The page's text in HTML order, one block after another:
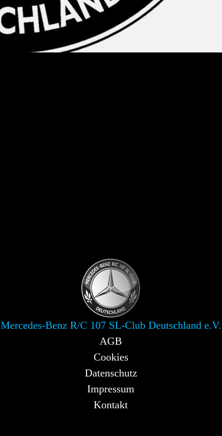
Mercedes-Benz R/C 107 SL-Club Deutschland e.V.
AGB
Cookies
Datenschutz
Impressum
Kontakt